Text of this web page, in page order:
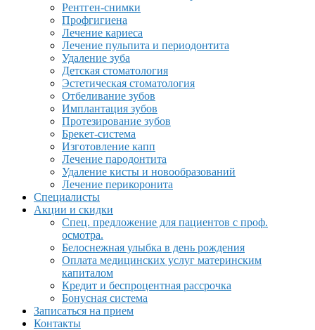
Рентген-снимки
Профгигиена
Лечение кариеса
Лечение пульпита и периодонтита
Удаление зуба
Детская стоматология
Эстетическая стоматология
Отбеливание зубов
Имплантация зубов
Протезирование зубов
Брекет-система
Изготовление капп
Лечение пародонтита
Удаление кисты и новообразований
Лечение перикоронита
Специалисты
Акции и скидки
Спец. предложение для пациентов с проф.
осмотра.
Белоснежная улыбка в день рождения
Оплата медицинских услуг материнским
капиталом
Кредит и беспроцентная рассрочка
Бонусная система
Записаться на прием
Контакты